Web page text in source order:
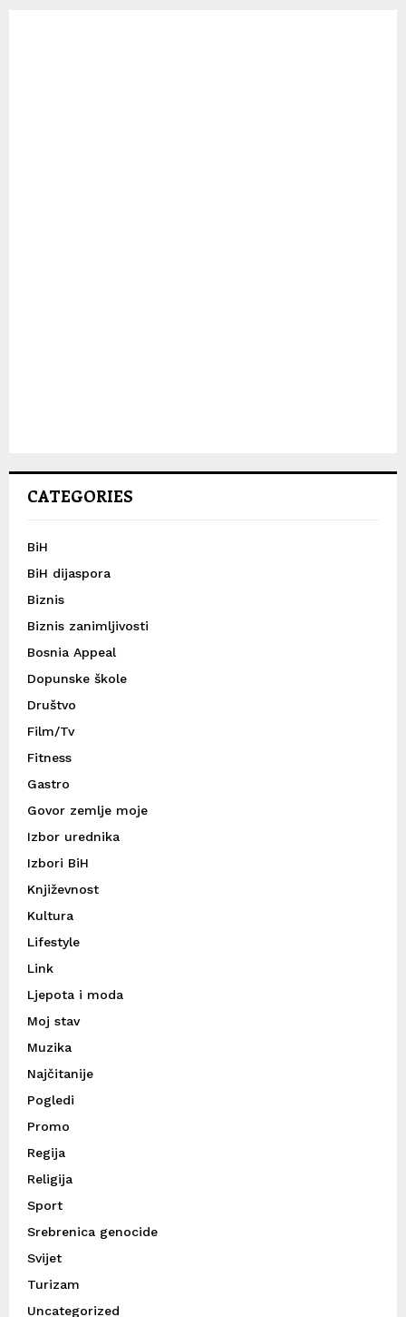
CATEGORIES
BiH
BiH dijaspora
Biznis
Biznis zanimljivosti
Bosnia Appeal
Dopunske škole
Društvo
Film/Tv
Fitness
Gastro
Govor zemlje moje
Izbor urednika
Izbori BiH
Književnost
Kultura
Lifestyle
Link
Ljepota i moda
Moj stav
Muzika
Najčitanije
Pogledi
Promo
Regija
Religija
Sport
Srebrenica genocide
Svijet
Turizam
Uncategorized